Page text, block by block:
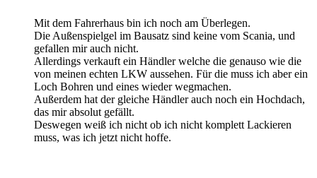
Mit dem Fahrerhaus bin ich noch am Überlegen.
Die Außenspielgel im Bausatz sind keine vom Scania, und
gefallen mir auch nicht.
Allerdings verkauft ein Händler welche die genauso wie die
von meinen echten LKW aussehen. Für die muss ich aber ein
Loch Bohren und eines wieder wegmachen.
Außerdem hat der gleiche Händler auch noch ein Hochdach,
das mir absolut gefällt.
Deswegen weiß ich nicht ob ich nicht komplett Lackieren
muss, was ich jetzt nicht hoffe.